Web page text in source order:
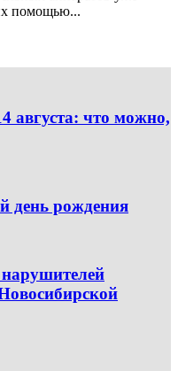
помощью...
августа: что можно,
день рождения